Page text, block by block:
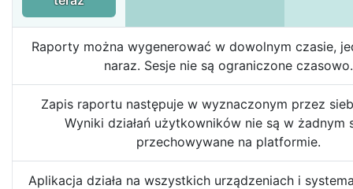
Raporty można wygenerować w dowolnym czasie,
naraz. Sesje nie są ograniczone czasowo.
Zapis raportu następuje w wyznaczonym przez
Wyniki działań użytkowników nie są w żadnym
przechowywane na platformie.
Aplikacja działa na wszystkich urządzeniach i